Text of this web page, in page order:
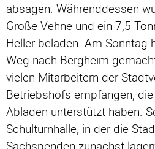
absagen. Währenddessen
Große-Vehne und ein 7,5-
Heller beladen. Am Sonntag
Weg nach Bergheim
vielen Mitarbeitern der
Betriebshofs empfangen,
Abladen unterstützt haben.
Schulturnhalle, in der die